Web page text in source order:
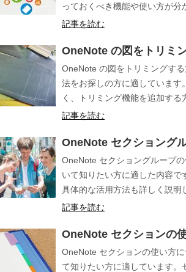
っておくべき機能や使い方が分
記事を読む
OneNote の図をトリミ
OneNote の図をトリミングす
法をお探しの方に適していま
く、トリミング機能を追加す
記事を読む
OneNote セクショング
OneNote セクショングループ
いて知りたい方に適した内容
具体的な活用方法も詳しく説明
記事を読む
OneNote セクションの
OneNote セクションの使い方
て知りたい方に適しています